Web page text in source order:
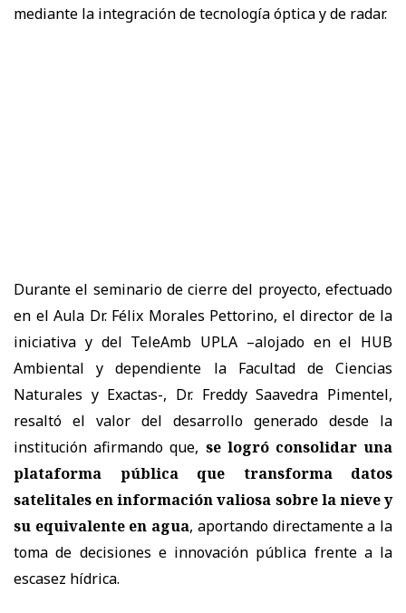
mediante la integración de tecnología óptica y de radar.
Durante el seminario de cierre del proyecto, efectuado
en el Aula Dr. Félix Morales Pettorino, el director de la
iniciativa y del TeleAmb UPLA –alojado en el HUB
Ambiental y dependiente la Facultad de Ciencias
Naturales y Exactas-, Dr. Freddy Saavedra Pimentel,
resaltó el valor del desarrollo generado desde la
institución afirmando que, se logró consolidar una
plataforma pública que transforma datos
satelitales en información valiosa sobre la nieve y
su equivalente en agua, aportando directamente a la
toma de decisiones e innovación pública frente a la
escasez hídrica.